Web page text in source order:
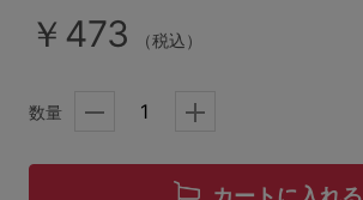
サイズの表示を閉じる
お気に入り
￥473 （税込）
数量